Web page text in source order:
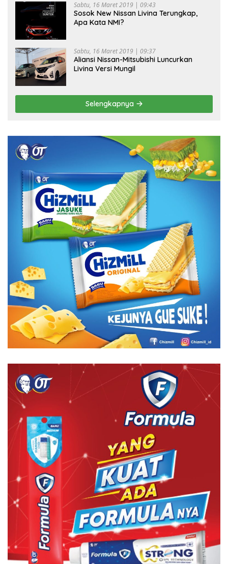
Sabtu, 16 Maret 2019 | 09:43
Sosok New Nissan Livina Terungkap,
Apa Kata NMI?
Sabtu, 16 Maret 2019 | 09:37
Aliansi Nissan-Mitsubishi Luncurkan
Livina Versi Mungil
Selengkapnya